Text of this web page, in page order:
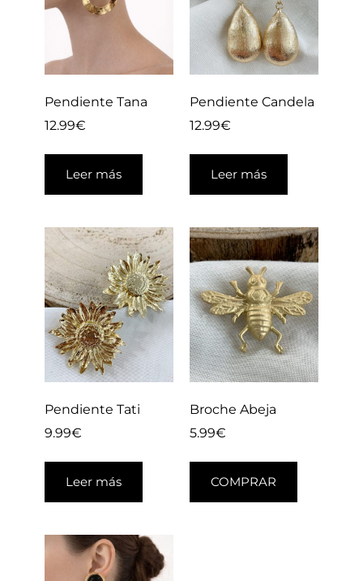
Pendiente Tana
12.99€
Leer más
Pendiente Candela
12.99€
Leer más
Pendiente Tati
9.99€
Leer más
Broche Abeja
5.99€
COMPRAR